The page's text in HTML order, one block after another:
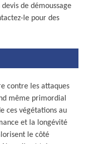
devis de démoussage
le pour des
contre les attaques
même primordial
ces végétations au
et la longévité
le côté